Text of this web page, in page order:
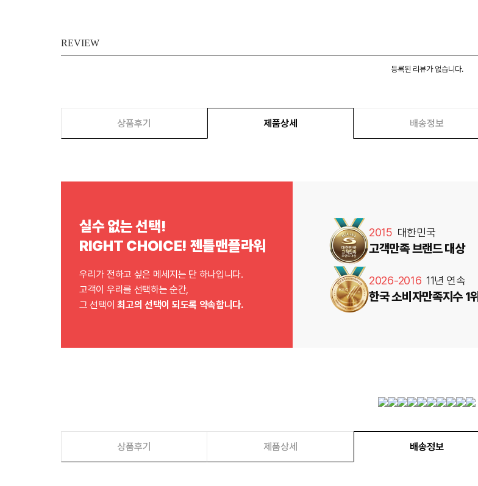
REVIEW
등록된 리뷰가 없습니다.
상품후기 제품상세 배송정보
실수 없는 선택!
RIGHT CHOICE! 젠틀맨플라워
우리가 전하고 싶은 메세지는 단 하나입니다.
고객이 우리를 선택하는 순간,
그 선택이최고의 선택이 되도록 약속합니다.
2015 대한민국
고객만족 브랜드 대상
2026-2016 11년 연속
한국 소비자만족지수 1위
상품후기 제품상세 배송정보